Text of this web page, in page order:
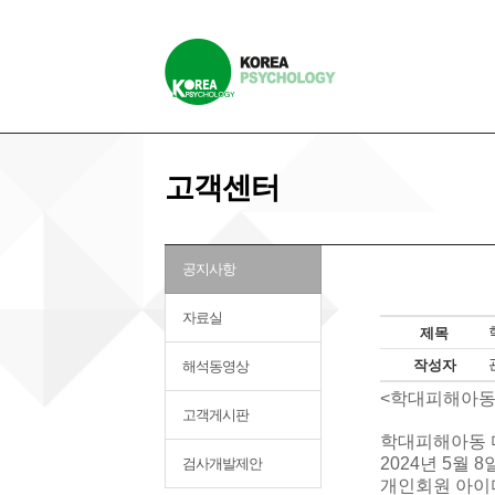
고객센터
공지사항
자료실
해석동영상
고객게시판
검사개발제안
제목
작성자
<학대피해아
학대피해아동
2024년 5월 8
개인회원 아